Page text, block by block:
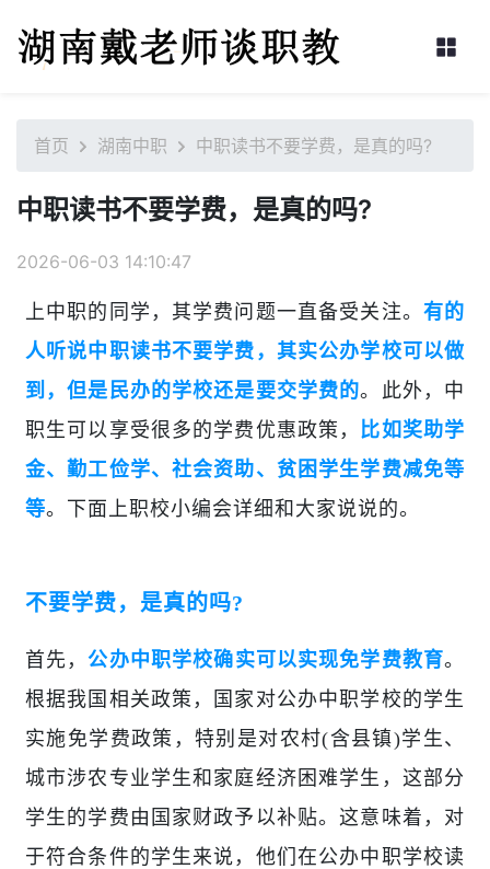
首页 湖南中职 中职读书不要学费，是真的吗?
中职读书不要学费，是真的吗?
2026-06-03 14:10:47
上中职的同学，其学费问题一直备受关注。 有的
人听说中职读书不要学费，其实公办学校可以做
到，但是民办的学校还是要交学费的。此外，中
职生可以享受很多的学费优惠政策， 比如奖助学
金、勤工俭学、社会资助、贫困学生学费减免等
等。下面上职校小编会详细和大家说说的。
不要学费，是真的吗?
首先，公办中职学校确实可以实现免学费教育。
根据我国相关政策，国家对公办中职学校的学生
实施免学费政策，特别是对农村(含县镇)学生、
城市涉农专业学生和家庭经济困难学生，这部分
学生的学费由国家财政予以补贴。这意味着，对
于符合条件的学生来说，他们在公办中职学校读